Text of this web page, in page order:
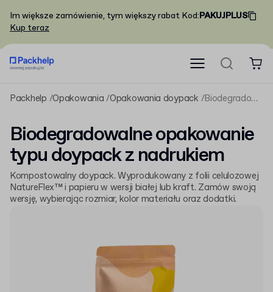
Im większe zamówienie, tym większy rabat Kod:PAKUJPLUS
Kup teraz
Packhelp Opakowania Opakowania doypack Biodegradowalne opakowanie typu doypack z nadrukiem
Biodegradowalne opakowanie
typu doypack z nadrukiem
Kompostowalny doypack. Wyprodukowany z folii celulozowej
NatureFlex™ i papieru w wersji białej lub kraft. Zamów swoją
wersję, wybierając rozmiar, kolor materiału oraz dodatki.